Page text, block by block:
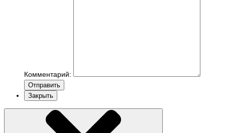
Комментарий:
Отправить
Закрыть